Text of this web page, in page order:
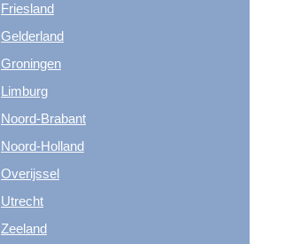
Friesland
Gelderland
Groningen
Limburg
Noord-Brabant
Noord-Holland
Overijssel
Utrecht
Zeeland